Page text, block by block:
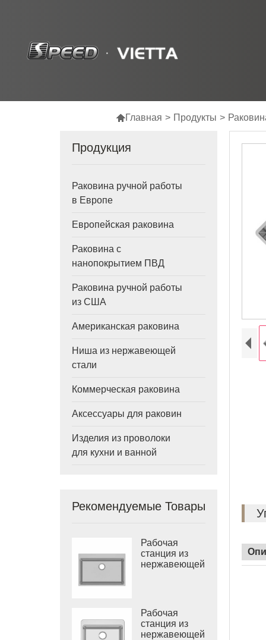
Главная > Продукты >
Продукция
Раковина ручной работы
в Европе
Европейская раковина
Раковина с
нанопокрытием ПВД
Раковина ручной работы
из США
Американская раковина
Ниша из нержавеющей
стали
Коммерческая раковина
Аксессуары для раковин
Изделия из проволоки
для кухни и ванной
Рекомендуемые Товары
Рабочая
станция из
нержавеющей
Рабочая
станция из
нержавеющей